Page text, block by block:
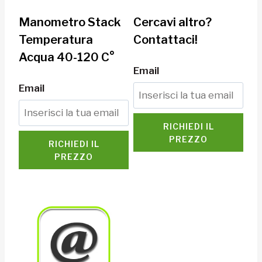
Manometro Stack
Temperatura
Acqua 40-120 C°
Email
RICHIEDI IL
PREZZO
Cercavi altro?
Contattaci!
Email
RICHIEDI IL
PREZZO